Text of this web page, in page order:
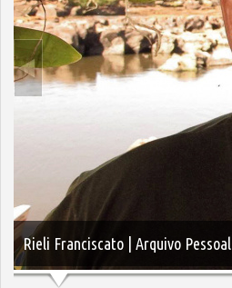
Rieli Franciscato | Arquivo Pessoal